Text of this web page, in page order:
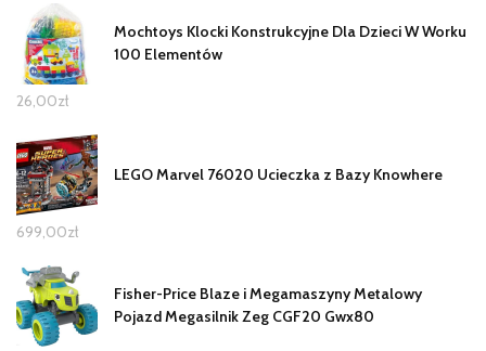
Mochtoys Klocki Konstrukcyjne Dla Dzieci W Worku
100 Elementów
26,00zł
LEGO Marvel 76020 Ucieczka z Bazy Knowhere
699,00zł
Fisher-Price Blaze i Megamaszyny Metalowy
Pojazd Megasilnik Zeg CGF20 Gwx80